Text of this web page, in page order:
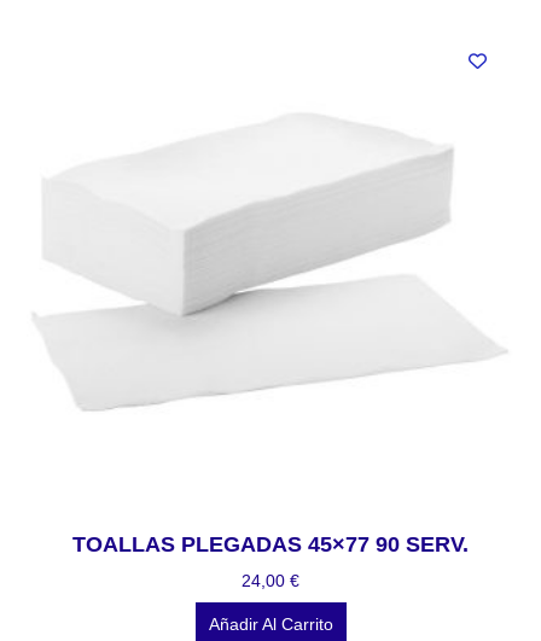
TOALLAS PLEGADAS 45×77 90 SERV.
24,00 €
Añadir Al Carrito